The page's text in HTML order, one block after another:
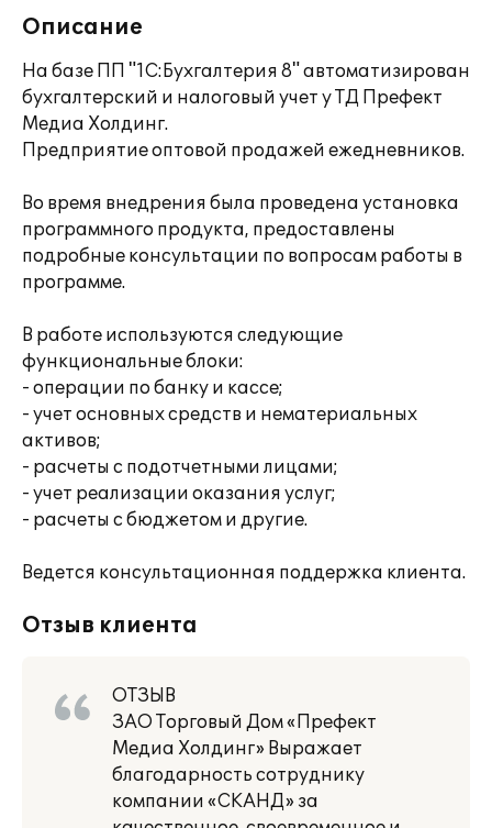
Описание
На базе ПП "1С:Бухгалтерия 8" автоматизирован
бухгалтерский и налоговый учет у ТД Префект
Медиа Холдинг.
Предприятие оптовой продажей ежедневников.
Во время внедрения была проведена установка
программного продукта, предоставлены
подробные консультации по вопросам работы в
программе.
В работе используются следующие
функциональные блоки:
- операции по банку и кассе;
- учет основных средств и нематериальных
активов;
- расчеты с подотчетными лицами;
- учет реализации оказания услуг;
- расчеты с бюджетом и другие.
Ведется консультационная поддержка клиента.
Отзыв клиента
ОТЗЫВ
ЗАО Торговый Дом «Префект
Медиа Холдинг» Выражает
благодарность сотруднику
компании «СКАНД» за